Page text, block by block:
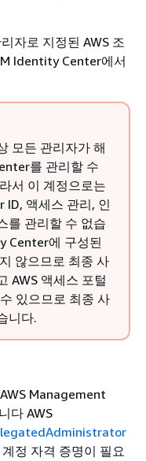
자로 지정된 AWS 조
Identity Center에서
모든 관리자가 해
를 관리할 수
서 이 계정으로는
액세스 관리, 인
를 관리할 수 없습
Center에 구성된
않으므로 최종 사
AWS 액세스 포털
있으므로 최종 사
니다.
Management
다 AWS
정 자격 증명이 필요